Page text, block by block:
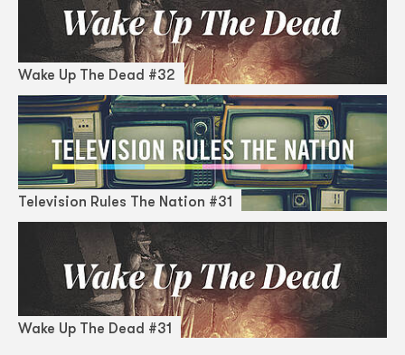
Wake Up The Dead #32
Television Rules The Nation #31
Wake Up The Dead #31